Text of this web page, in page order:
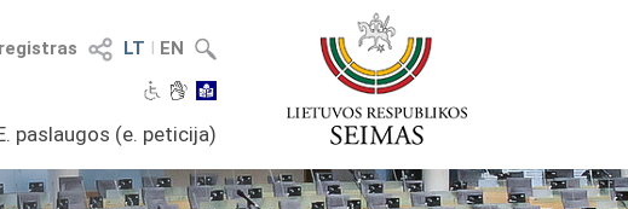
LT I EN
paslaugos (e. peticija)